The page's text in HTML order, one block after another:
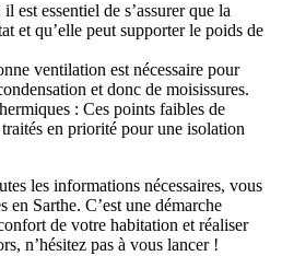
est essentiel de s’assurer que la
et qu’elle peut supporter le poids de
ventilation est nécessaire pour
et donc de moisissures.
: Ces points faibles de
en priorité pour une isolation
les informations nécessaires, vous
en Sarthe. C’est une démarche
de votre habitation et réaliser
n’hésitez pas à vous lancer !